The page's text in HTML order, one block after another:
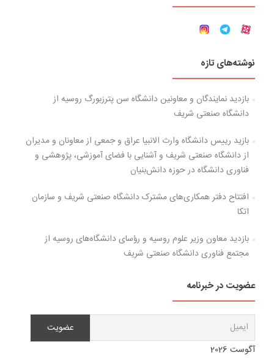
نوشته‌های تازه
بازدید نمایندگان و معاونین دانشگاه سن پترزبورگ روسیه از
دانشگاه صنعتی شریف
بازید رییس دانشگاه وارث الانبیا عراق و جمعی از معاونان و مدیران
از دانشگاه صنعتی شریف و آشنایی با فضای آموزشی، پژوهشی و
فناوری دانشگاه در حوزه دانش‌بنیان
افتتاح دفتر همکاری‌های مشترک دانشگاه صنعتی شریف و سازمان
اتکا
بازدید معاون وزیر علوم روسیه و رؤسای دانشگاه‌های روسیه از
مجتمع فناوری دانشگاه صنعتی شریف
عضویت در خبرنامه
آگوست 2026